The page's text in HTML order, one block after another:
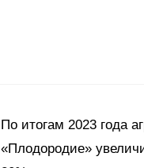
По итогам 2023 года
«Плодородие»